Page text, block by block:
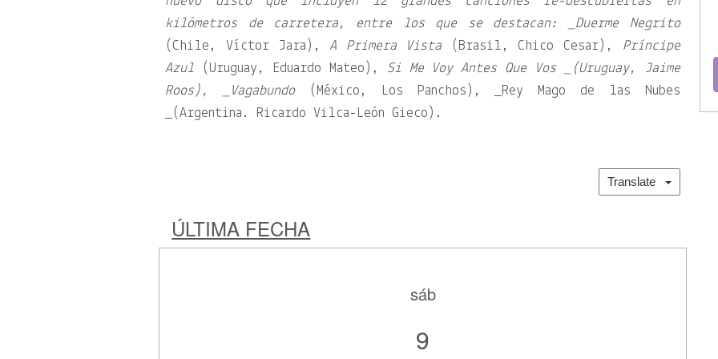
kilómetros de carretera, entre los que se destacan: _Duerme Negrito
(Chile, Víctor Jara),A Primera Vista (Brasil, Chico Cesar), Príncipe
Azul (Uruguay, Eduardo Mateo), Si Me Voy Antes Que Vos _(Uruguay, Jaime
Roos), _Vagabundo(México, Los Panchos), _Rey Mago de las Nubes
_(Argentina. Ricardo Vilca-León Gieco).
Translate
ÚLTIMA FECHA
sáb
9